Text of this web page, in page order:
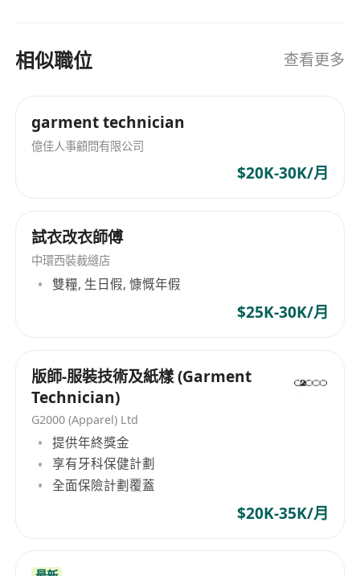
相似職位 查看更多
garment technician
億佳人事顧問有限公司
$20K-30K/月
試衣改衣師傅
中環西裝裁縫店
雙糧, 生日假, 慷慨年假
$25K-30K/月
版師-服裝技術及紙樣 (Garment
Technician)
G2000 (Apparel) Ltd
提供年終獎金
享有牙科保健計劃
全面保險計劃覆蓋
$20K-35K/月